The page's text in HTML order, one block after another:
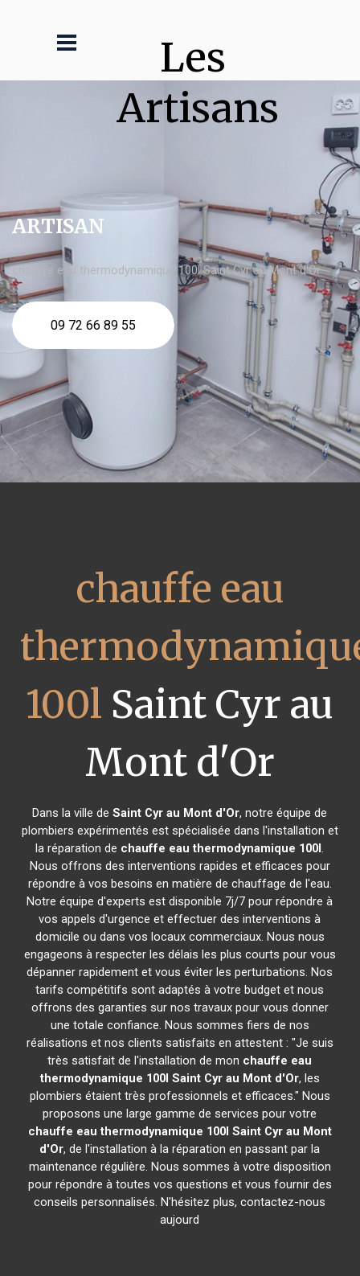
Les
Artisans
ARTISAN
chauffe eau thermodynamique 100l Saint Cyr au Mont d'Or
09 72 66 89 55
chauffe eau
100l Saint Cyr au
Mont d'Or
Dans la ville deSaint Cyr au Mont d'Or, notre équipe de
plombiers expérimentés est spécialisée dans l'installation et
la réparation de chauffe eau thermodynamique 100l.
Nous offrons des interventions rapides et efficaces pour
répondre à vos besoins en matière de chauffage de l'eau.
Notre équipe d'experts est disponible 7j/7 pour répondre à
vos appels d'urgence et effectuer des interventions à
domicile ou dans vos locaux commerciaux. Nous nous
engageons à respecter les délais les plus courts pour vous
dépanner rapidement et vous éviter les perturbations. Nos
tarifs compétitifs sont adaptés à votre budget et nous
offrons des garanties sur nos travaux pour vous donner
une totale confiance. Nous sommes fiers de nos
réalisations et nos clients satisfaits en attestent : "Je suis
très satisfait de l'installation de mon chauffe eau
thermodynamique 100l Saint Cyr au Mont d'Or, les
plombiers étaient très professionnels et efficaces." Nous
proposons une large gamme de services pour votre
chauffe eau thermodynamique 100l Saint Cyr au Mont
d'Or, de l'installation à la réparation en passant par la
maintenance régulière. Nous sommes à votre disposition
pour répondre à toutes vos questions et vous fournir des
conseils personnalisés. N'hésitez plus, contactez-nous
aujourd